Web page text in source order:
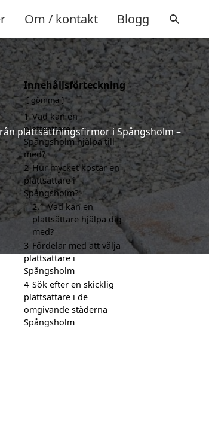
Om / kontakt Blogg
plattsättningsfirmor i Spångsholm –
Innehållsförteckning
gömma
1 Vad kan en
plattsättare i
Spångsholm hjälpa till
med?
2 Hur mycket kostar en
plattsättare i
Spångsholm?
2.1 Vad kan en
plattsättare hjälpa dig
med?
3 Fördelar med att välja
plattsättare i
Spångsholm
4 Sök efter en skicklig
plattsättare i de
omgivande städerna
Spångsholm